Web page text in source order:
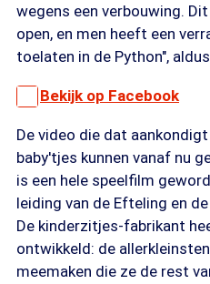
wegens een verbouwing.
open, en men heeft een
toelaten in de Python",
Bekijk op Facebook
De video die dat
baby'tjes kunnen vanaf nu
is een hele speelfilm
leiding van de Efteling en
De kinderzitjes-fabrikant
ontwikkeld: de
meemaken die ze de rest